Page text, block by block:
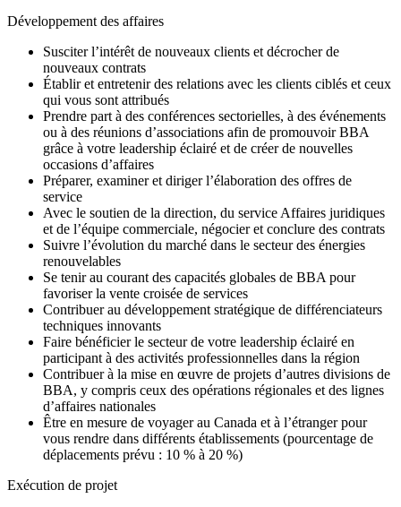
Développement des affaires
Susciter l’intérêt de nouveaux clients et décrocher de
nouveaux contrats
Établir et entretenir des relations avec les clients ciblés et ceux
qui vous sont attribués
Prendre part à des conférences sectorielles, à des événements
ou à des réunions d’associations afin de promouvoir BBA
grâce à votre leadership éclairé et de créer de nouvelles
occasions d’affaires
Préparer, examiner et diriger l’élaboration des offres de
service
Avec le soutien de la direction, du service Affaires juridiques
et de l’équipe commerciale, négocier et conclure des contrats
Suivre l’évolution du marché dans le secteur des énergies
renouvelables
Se tenir au courant des capacités globales de BBA pour
favoriser la vente croisée de services
Contribuer au développement stratégique de différenciateurs
techniques innovants
Faire bénéficier le secteur de votre leadership éclairé en
participant à des activités professionnelles dans la région
Contribuer à la mise en œuvre de projets d’autres divisions de
BBA, y compris ceux des opérations régionales et des lignes
d’affaires nationales
Être en mesure de voyager au Canada et à l’étranger pour
vous rendre dans différents établissements (pourcentage de
déplacements prévu : 10 % à 20 %)
Exécution de projet